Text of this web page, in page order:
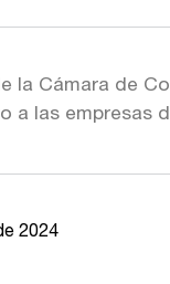
la Cámara de
a las empresas
2024